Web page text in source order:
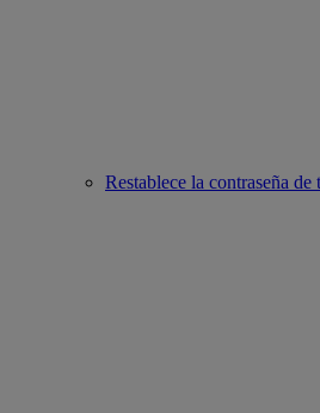
Restablece la contraseña de